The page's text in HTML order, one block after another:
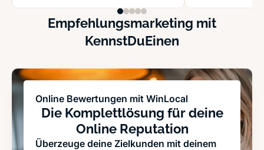
Empfehlungsmarketing mit
KennstDuEinen
Online Bewertungen mit WinLocal
Die Komplettlösung für deine
Online Reputation
Überzeuge deine Zielkunden mit deinem